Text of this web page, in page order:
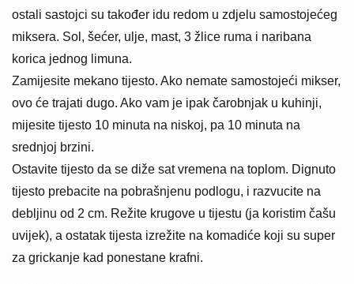
ostali sastojci su također idu redom u zdjelu samostojećeg
miksera. Sol, šećer, ulje, mast, 3 žlice ruma i naribana
korica jednog limuna.
Zamijesite mekano tijesto. Ako nemate samostojeći mikser,
ovo će trajati dugo. Ako vam je ipak čarobnjak u kuhinji,
mijesite tijesto 10 minuta na niskoj, pa 10 minuta na
srednjoj brzini.
Ostavite tijesto da se diže sat vremena na toplom. Dignuto
tijesto prebacite na pobrašnjenu podlogu, i razvucite na
debljinu od 2 cm. Režite krugove u tijestu (ja koristim čašu
uvijek), a ostatak tijesta izrežite na komadiće koji su super
za grickanje kad ponestane krafni.